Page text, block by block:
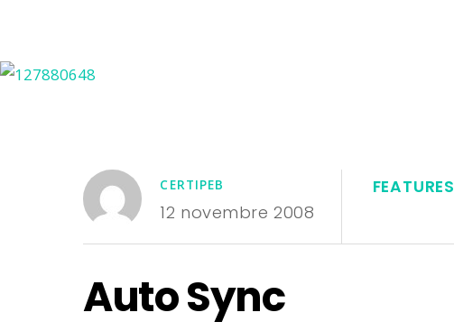
CERTIPEB
12 novembre 2008
FEATURES
Auto Sync